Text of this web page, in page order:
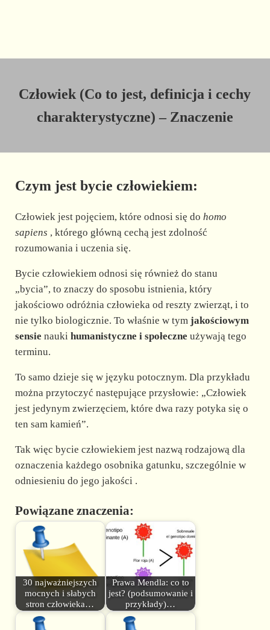
Człowiek (Co to jest, definicja i cechy
charakterystyczne) – Znaczenie
Czym jest bycie człowiekiem:
Człowiek jest pojęciem, które odnosi się do homo
sapiens , którego główną cechą jest zdolność
rozumowania i uczenia się.
Bycie człowiekiem odnosi się również do stanu
„bycia”, to znaczy do sposobu istnienia, który
jakościowo odróżnia człowieka od reszty zwierząt, i to
nie tylko biologicznie. To właśnie w tym jakościowym
sensie nauki humanistyczne i społeczne używają tego
terminu.
To samo dzieje się w języku potocznym. Dla przykładu
można przytoczyć następujące przysłowie: „Człowiek
jest jedynym zwierzęciem, które dwa razy potyka się o
ten sam kamień”.
Tak więc bycie człowiekiem jest nazwą rodzajową dla
oznaczenia każdego osobnika gatunku, szczególnie w
odniesieniu do jego jakości .
Powiązane znaczenia:
30 najważniejszych
mocnych i słabych
stron człowieka…
Prawa Mendla: co to
jest? (podsumowanie i
przykłady)…